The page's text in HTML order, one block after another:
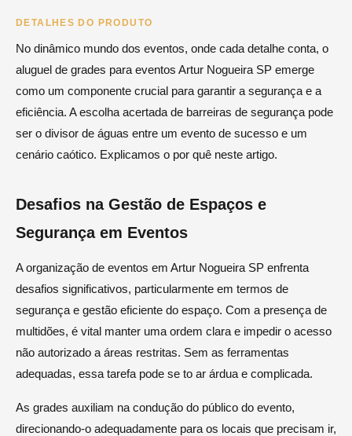
DETALHES DO PRODUTO
No dinâmico mundo dos eventos, onde cada detalhe conta, o
aluguel de grades para eventos Artur Nogueira SP emerge
como um componente crucial para garantir a segurança e a
eficiência. A escolha acertada de barreiras de segurança pode
ser o divisor de águas entre um evento de sucesso e um
cenário caótico. Explicamos o por quê neste artigo.
Desafios na Gestão de Espaços e
Segurança em Eventos
A organização de eventos em Artur Nogueira SP enfrenta
desafios significativos, particularmente em termos de
segurança e gestão eficiente do espaço. Com a presença de
multidões, é vital manter uma ordem clara e impedir o acesso
não autorizado a áreas restritas. Sem as ferramentas
adequadas, essa tarefa pode se to ar árdua e complicada.
As grades auxiliam na condução do público do evento,
direcionando-o adequadamente para os locais que precisam ir,